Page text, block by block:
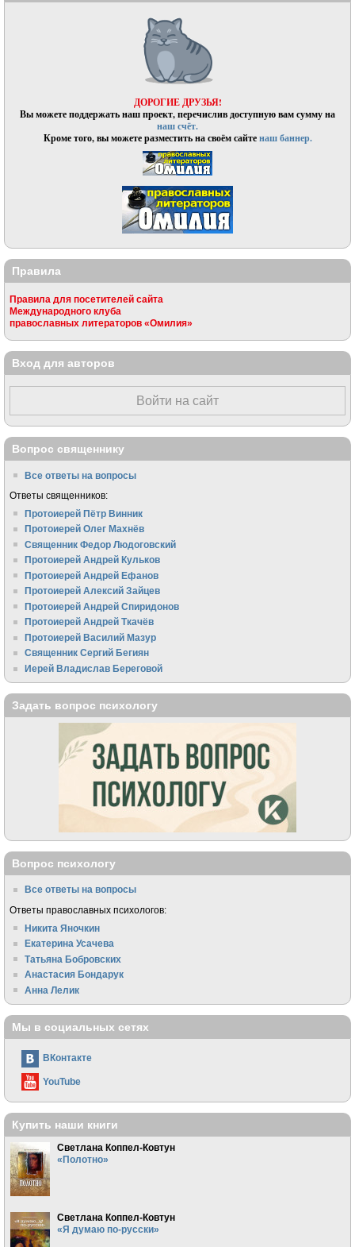
ДОРОГИЕ ДРУЗЬЯ!
Вы можете поддержать наш проект, перечислив доступную вам сумму на
наш счёт.
Кроме того, вы можете разместить на своём сайтенаш баннер.
Правила
Правила для посетителей сайта
Международного клуба
православных литераторов «Омилия»
Вход для авторов
Войти на сайт
Вопрос священнику
Все ответы на вопросы
Ответы священников:
Протоиерей Пётр Винник
Протоиерей Олег Махнёв
Священник Федор Людоговский
Протоиерей Андрей Кульков
Протоиерей Андрей Ефанов
Протоиерей Алексий Зайцев
Протоиерей Андрей Спиридонов
Протоиерей Андрей Ткачёв
Протоиерей Василий Мазур
Священник Сергий Бегиян
Иерей Владислав Береговой
Задать вопрос психологу
Вопрос психологу
Все ответы на вопросы
Ответы православных психологов:
Никита Яночкин
Екатерина Усачева
Татьяна Бобровских
Анастасия Бондарук
Анна Лелик
Мы в социальных сетях
ВКонтакте
YouTube
Купить наши книги
Светлана Коппел-Ковтун
«Полотно»
Светлана Коппел-Ковтун
«Я думаю по-русски»